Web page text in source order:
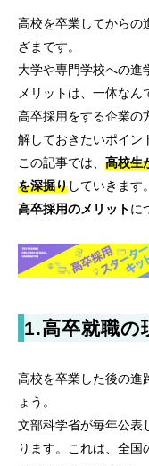
高校を卒業してからの
ざまです。
大学や専門学校への進
メリットは、一体なん
高卒採用をする企業の
解しておきたいポイン
この記事では、 高校生
を深掘りしていきます。
高卒採用のメリットに
1.高卒就職の
高校を卒業した後の進
ょう。
文部科学省が毎年公表
ります。これは、全国